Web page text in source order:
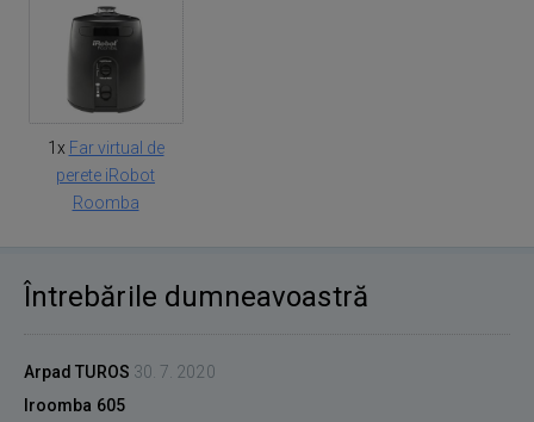
1x Far virtual de
perete iRobot
Roomba
Întrebările dumneavoastră
Arpad TUROS 30. 7. 2020
Iroomba 605